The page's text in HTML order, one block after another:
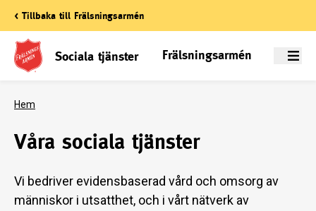
< Tillbaka till Frälsningsarmén
Sociala tjänster Frälsningsarmén Meny
Hem
Våra sociala tjänster
Vi bedriver evidensbaserad vård och omsorg av
människor i utsatthet, och i vårt nätverk av